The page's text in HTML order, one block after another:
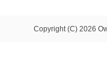
Copyright (C) 2026